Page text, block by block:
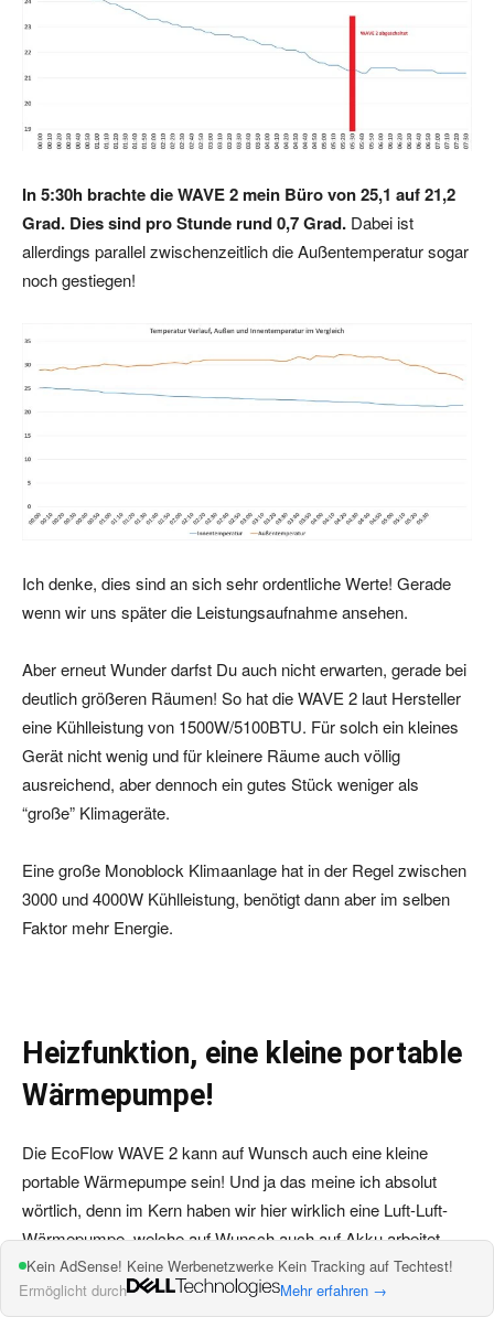
In 5:30h brachte die WAVE 2 mein Büro von 25,1 auf 21,2
Grad. Dies sind pro Stunde rund 0,7 Grad. Dabei ist
allerdings parallel zwischenzeitlich die Außentemperatur sogar
noch gestiegen!
Ich denke, dies sind an sich sehr ordentliche Werte! Gerade
wenn wir uns später die Leistungsaufnahme ansehen.
Aber erneut Wunder darfst Du auch nicht erwarten, gerade bei
deutlich größeren Räumen! So hat die WAVE 2 laut Hersteller
eine Kühlleistung von 1500W/5100BTU. Für solch ein kleines
Gerät nicht wenig und für kleinere Räume auch völlig
ausreichend, aber dennoch ein gutes Stück weniger als
“große” Klimageräte.
Eine große Monoblock Klimaanlage hat in der Regel zwischen
3000 und 4000W Kühlleistung, benötigt dann aber im selben
Faktor mehr Energie.
Heizfunktion, eine kleine portable
Wärmepumpe!
Die EcoFlow WAVE 2 kann auf Wunsch auch eine kleine
portable Wärmepumpe sein! Und ja das meine ich absolut
wörtlich, denn im Kern haben wir hier wirklich eine Luft-Luft-
Wärmepumpe, welche auf Wunsch auch auf Akku arbeitet.
Hierbei kehrt die WAVE 2 ihren Kreislauf um. Anstelle wie im
Kein AdSense! Keine Werbenetzwerke Kein Tracking auf Techtest!
Ermöglicht durch
Mehr erfahren →